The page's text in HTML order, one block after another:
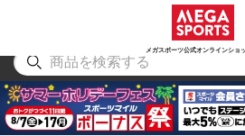
メガスポーツ公式オンラインショ
アウトドア